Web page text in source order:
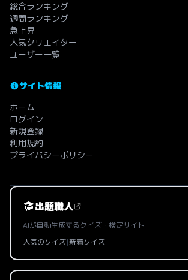
総合ランキング
週間ランキング
急上昇
人気クリエイター
ユーザー一覧
サイト情報
ホーム
ログイン
新規登録
利用規約
プライバシーポリシー
出題職人
AIが自動生成するクイズ・検定サイト
人気のクイズ|新着クイズ